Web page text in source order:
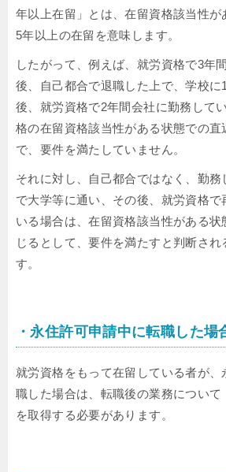
年以上在留」とは、在留資格該当性が
5年以上の在留を意味します。
したがって、例えば、就労資格で3年
後、自己都合で退職した上で、学校に
後、就労資格で2年間会社に勤務して
格の在留資格該当性がある状態での直
で、要件を満たしていません。
それに対し、自己都合ではなく、勤
で大学等に通い、その後、就労資格で
いる場合は、在留資格該当性がある状
じるとして、要件を満たすと判断され
す。
・永住許可申請中に転職した場
就労資格をもって在留している者が
職した場合は、転職後の業務について
を取得する必要があります。